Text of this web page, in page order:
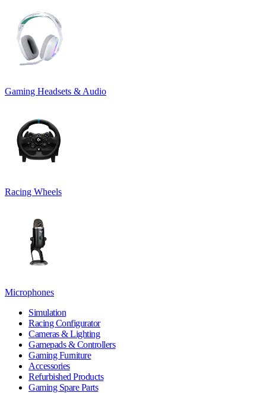
Gaming Headsets & Audio
Racing Wheels
Microphones
Simulation
Racing Configurator
Cameras & Lighting
Gamepads & Controllers
Gaming Furniture
Accessories
Refurbished Products
Gaming Spare Parts